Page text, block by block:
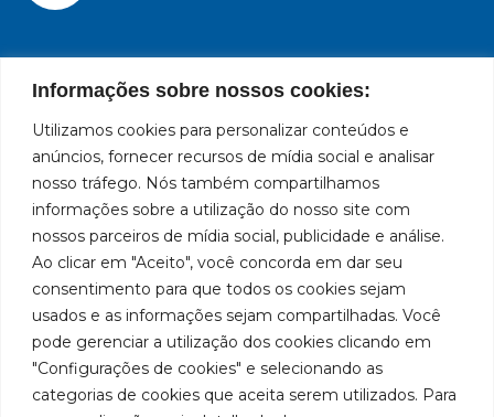
Informações sobre nossos cookies:
Utilizamos cookies para personalizar conteúdos e
anúncios, fornecer recursos de mídia social e analisar
nosso tráfego. Nós também compartilhamos
informações sobre a utilização do nosso site com
nossos parceiros de mídia social, publicidade e análise.
Ao clicar em "Aceito", você concorda em dar seu
consentimento para que todos os cookies sejam
usados e as informações sejam compartilhadas. Você
pode gerenciar a utilização dos cookies clicando em
"Configurações de cookies" e selecionando as
categorias de cookies que aceita serem utilizados. Para
Marca
líder
en
fabricación
de
equipos
para
lubricación
abastecimiento
de
América
Políticas
de
privacidad
Políticas
de
cookies
Institucional
Institucional
Centros de
Servicio
Autorizados
Sea un
Representante
Trabaje con
Ubicación
Rua
931 – Anexo
Anita
Franchini,
50/96
Bairro: Santa
Terezinha
São Bernardo
SP
CEP: 09780-
Redes
sociales
LinkedIn
Instagram